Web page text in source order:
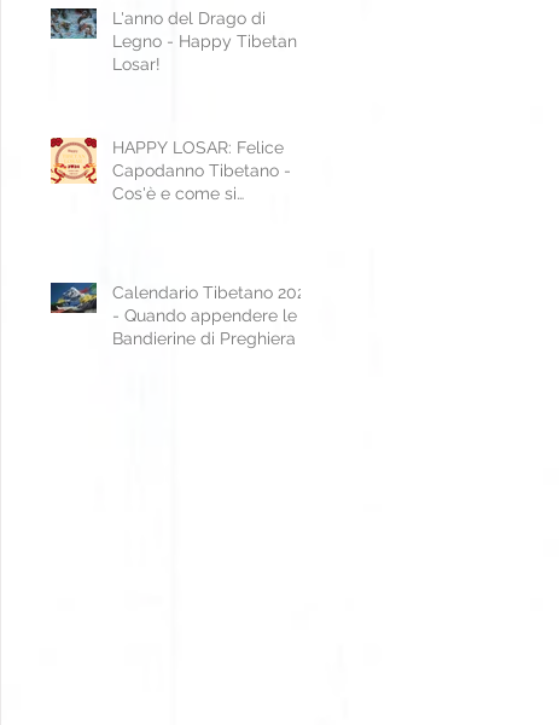
L'anno del Drago di
Legno - Happy Tibetan
Losar!
HAPPY LOSAR: Felice
Capodanno Tibetano -
Cos'è e come si
Calendario Tibetano 2024
- Quando appendere le
Bandierine di Preghiera